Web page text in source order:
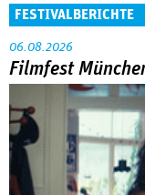
FESTIVALBERICHTE
06.08.2026
Filmfest